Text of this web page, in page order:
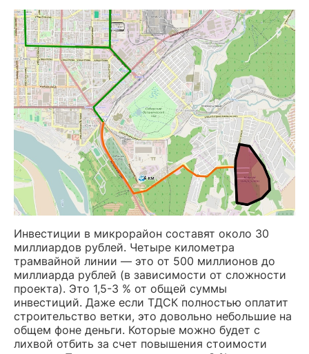
Инвестиции в микрорайон составят около 30
миллиардов рублей. Четыре километра
трамвайной линии — это от 500 миллионов до
миллиарда рублей (в зависимости от сложности
проекта). Это 1,5-3 % от общей суммы
инвестиций. Даже если ТДСК полностью оплатит
строительство ветки, это довольно небольшие на
общем фоне деньги. Которые можно будет с
лихвой отбить за счет повышения стоимости